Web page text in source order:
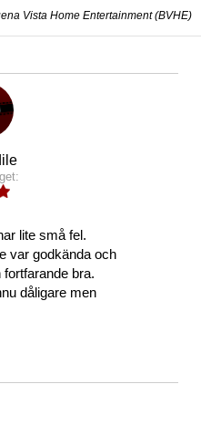
Vista Home Entertainment (BVHE)
lite små fel.
var godkända och
bra.
dåligare men